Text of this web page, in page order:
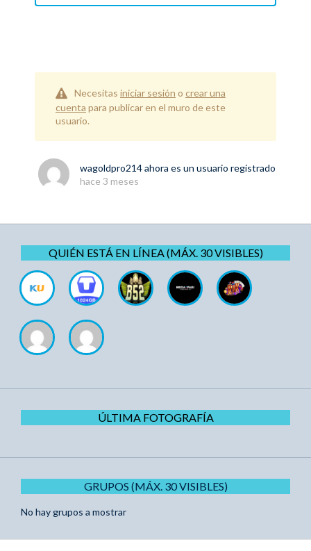
Necesitas iniciar sesión o crear una
cuenta para publicar en el muro de este
usuario.
wagoldpro214ahora es un usuario registrado
hace 3 meses
QUIÉN ESTÁ EN LÍNEA (MÁX. 30 VISIBLES)
ÚLTIMA FOTOGRAFÍA
GRUPOS (MÁX. 30 VISIBLES)
No hay grupos a mostrar